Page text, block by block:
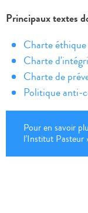
Principaux textes
Charte éthique
Charte
Charte de
Politique anti-
Pour en savoir
l’Institut Pasteur